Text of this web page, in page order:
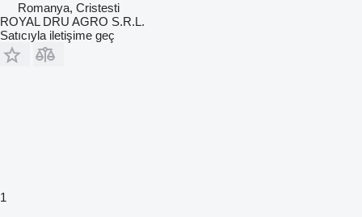
Romanya, Cristesti
ROYAL DRU AGRO S.R.L.
Satıcıyla iletişime geç
1